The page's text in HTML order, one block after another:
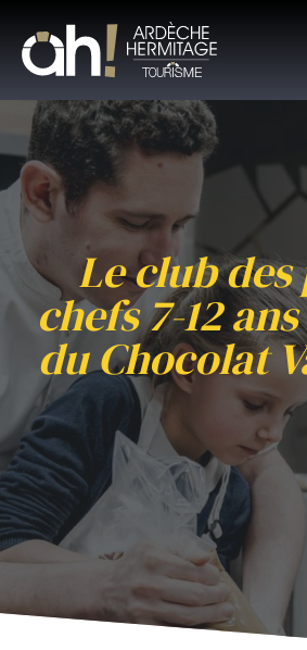
Le club
chefs 7-12
du Chocolat